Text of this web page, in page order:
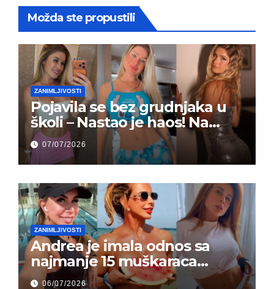
Možda ste propustili
ZANIMLJIVOSTI
Pojavila se bez grudnjaka u
školi – Nastao je haos! Na
grupi je majke napale (FOTO)
07/07/2026
ZANIMLJIVOSTI
Andrea je imala odnos sa
najmanje 15 muškaraca
odjednom – „Doktor mi je
06/07/2026